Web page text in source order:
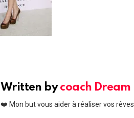
Written bycoach Dream
❤️ Mon but vous aider à réaliser vos rêves